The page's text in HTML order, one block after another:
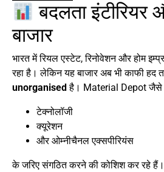
बदलता इंटीरियर
बाजार
भारत में रियल एस्टेट, रिनोवेशन और होम
रहा है। लेकिन यह बाजार अब भी काफी हद
unorganised है। Material Depot जैसे
टेक्नोलॉजी
क्यूरेशन
और ओम्नीचैनल एक्सपीरियंस
के जरिए संगठित करने की कोशिश कर रहे हैं।